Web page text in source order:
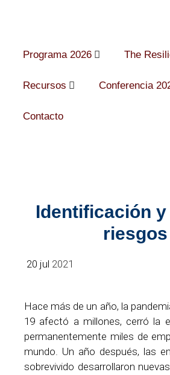
Programa 2026 The
Recursos Conferencia
Contacto
Identificación
riesgos
20 jul 2021
Hace más de un año, la
19 afectó a millones, cerró la
permanentemente miles de
mundo. Un año después, las
sobrevivido desarrollaron